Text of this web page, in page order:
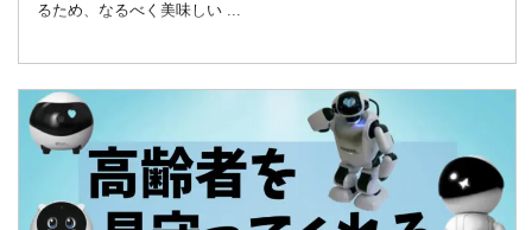
るため、なるべく美味しい ...